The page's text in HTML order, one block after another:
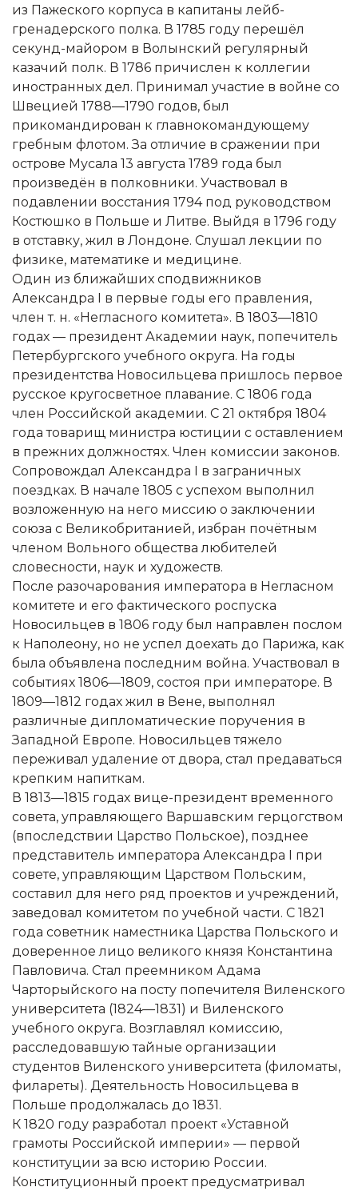
из Пажеского корпуса в капитаны лейб-
гренадерского полка. В 1785 году перешёл
секунд-майором в Волынский регулярный
казачий полк. В 1786 причислен к коллегии
иностранных дел. Принимал участие в войне со
Швецией 1788—1790 годов, был
прикомандирован к главнокомандующему
гребным флотом. За отличие в сражении при
острове Мусала 13 августа 1789 года был
произведён в полковники. Участвовал в
подавлении восстания 1794 под руководством
Костюшко в Польше и Литве. Выйдя в 1796 году
в отставку, жил в Лондоне. Слушал лекции по
физике, математике и медицине.
Один из ближайших сподвижников
Александра I в первые годы его правления,
член т. н. «Негласного комитета». В 1803—1810
годах — президент Академии наук, попечитель
Петербургского учебного округа. На годы
президентства Новосильцева пришлось первое
русское кругосветное плавание. С 1806 года
член Российской академии. С 21 октября 1804
года товарищ министра юстиции с оставлением
в прежних должностях. Член комиссии законов.
Сопровождал Александра I в заграничных
поездках. В начале 1805 с успехом выполнил
возложенную на него миссию о заключении
союза с Великобританией, избран почётным
членом Вольного общества любителей
словесности, наук и художеств.
После разочарования императора в Негласном
комитете и его фактического роспуска
Новосильцев в 1806 году был направлен послом
к Наполеону, но не успел доехать до Парижа, как
была объявлена последним война. Участвовал в
событиях 1806—1809, состоя при императоре. В
1809—1812 годах жил в Вене, выполнял
различные дипломатические поручения в
Западной Европе. Новосильцев тяжело
переживал удаление от двора, стал предаваться
крепким напиткам.
В 1813—1815 годах вице-президент временного
совета, управляющего Варшавским герцогством
(впоследствии Царство Польское), позднее
представитель императора Александра I при
совете, управляющим Царством Польским,
составил для него ряд проектов и учреждений,
заведовал комитетом по учебной части. С 1821
года советник наместника Царства Польского и
доверенное лицо великого князя Константина
Павловича. Стал преемником Адама
Чарторыйского на посту попечителя Виленского
университета (1824—1831) и Виленского
учебного округа. Возглавлял комиссию,
расследовавшую тайные организации
студентов Виленского университета (филоматы,
филареты). Деятельность Новосильцева в
Польше продолжалась до 1831.
К 1820 году разработал проект «Уставной
грамоты Российской империи» — первой
конституции за всю историю России.
Конституционный проект предусматривал